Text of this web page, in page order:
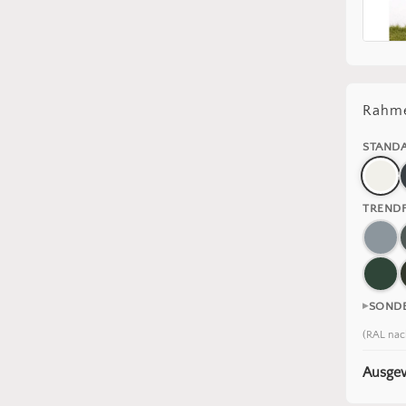
(RAL